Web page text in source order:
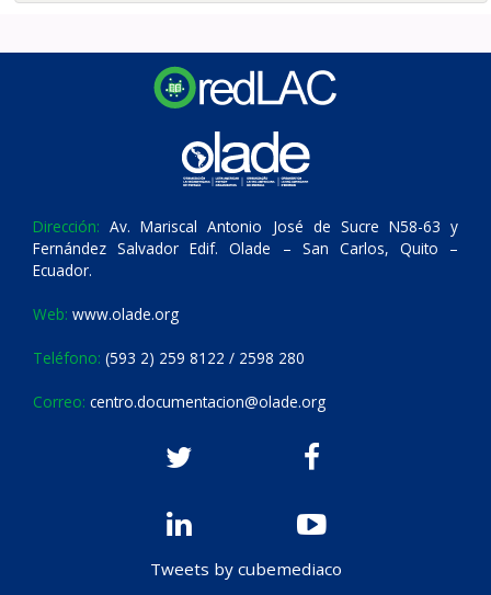
Dirección: Av. Mariscal Antonio José de Sucre N58-63 y
Fernández Salvador Edif. Olade – San Carlos, Quito –
Ecuador.
Web: www.olade.org
Teléfono: (593 2) 259 8122 / 2598 280
Correo: centro.documentacion@olade.org
Tweets by cubemediaco